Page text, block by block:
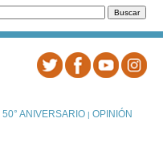
50° ANIVERSARIO| OPINIÓN